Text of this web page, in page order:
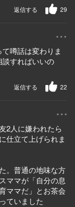
29
返信する
...
噂話は変わりま
すればいいの
22
返信する
...
2人に嫌われたら
仕立て上げられま
。普通の地味な方
ママが「自分の息
ママだ」とお茶会
ていました